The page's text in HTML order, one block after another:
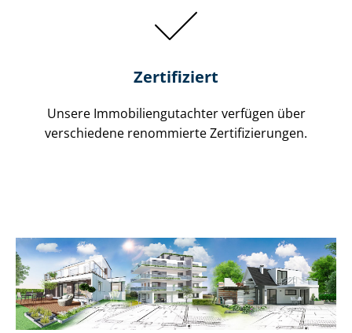
Zertifiziert
Unsere Immobilien­gutachter verfügen über
verschiedene renommierte Zer­ti­fi­zie­run­gen.